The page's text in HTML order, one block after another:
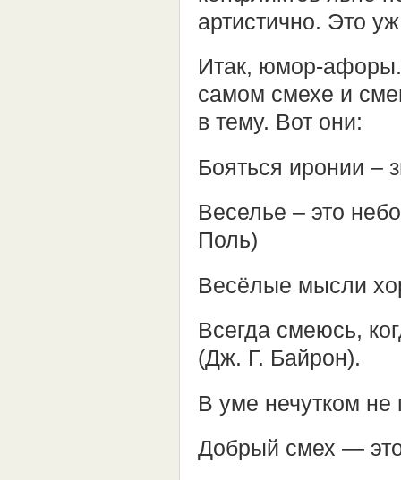
артистично. Это
Итак, юмор-афоры.
самом смехе и
в тему. Вот они:
Бояться иронии –
Веселье – это
Поль)
Весёлые мысли
Всегда смеюсь,
(Дж. Г. Байрон).
В уме нечутком
Добрый смех —